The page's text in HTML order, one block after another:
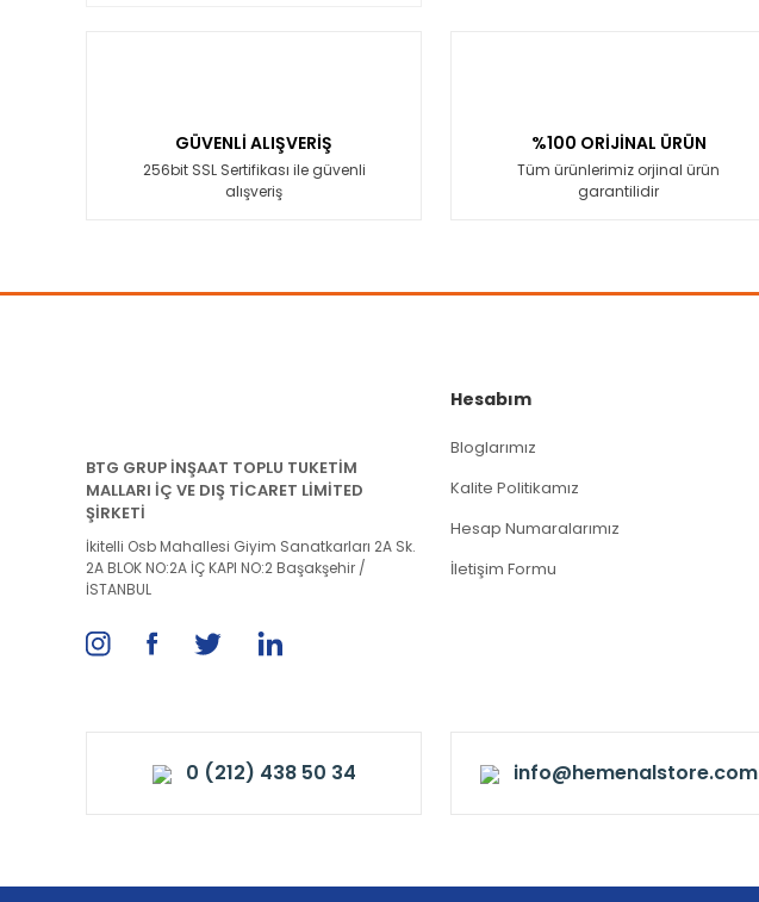
GÜVENLİ ALIŞVERİŞ
256bit SSL Sertifikası ile güvenli
alışveriş
%100 ORİJİNAL ÜRÜN
Tüm ürünlerimiz orjinal ürün
garantilidir
BTG GRUP İNŞAAT TOPLU TUKETİM
MALLARI İÇ VE DIŞ TİCARET LİMİTED
ŞİRKETİ
İkitelli Osb Mahallesi Giyim Sanatkarları 2A Sk.
2A BLOK NO:2A İÇ KAPI NO:2 Başakşehir /
İSTANBUL
Hesabım
Bloglarımız
Kalite Politikamız
Hesap Numaralarımız
İletişim Formu
0 (212) 438 50 34 info@hemenalstore.com